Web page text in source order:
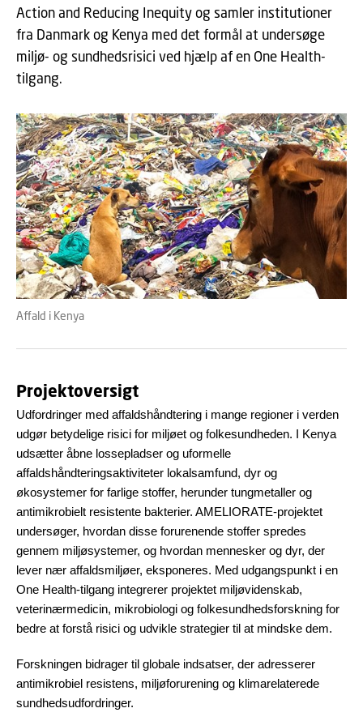
Action and Reducing Inequity og samler institutioner
fra Danmark og Kenya med det formål at undersøge
miljø- og sundhedsrisici ved hjælp af en One Health-
tilgang.
Affald i Kenya
Projektoversigt
Udfordringer med affaldshåndtering i mange regioner i verden
udgør betydelige risici for miljøet og folkesundheden. I Kenya
udsætter åbne lossepladser og uformelle
affaldshåndteringsaktiviteter lokalsamfund, dyr og
økosystemer for farlige stoffer, herunder tungmetaller og
antimikrobielt resistente bakterier. AMELIORATE-projektet
undersøger, hvordan disse forurenende stoffer spredes
gennem miljøsystemer, og hvordan mennesker og dyr, der
lever nær affaldsmiljøer, eksponeres. Med udgangspunkt i en
One Health-tilgang integrerer projektet miljøvidenskab,
veterinærmedicin, mikrobiologi og folkesundhedsforskning for
bedre at forstå risici og udvikle strategier til at mindske dem.
Forskningen bidrager til globale indsatser, der adresserer
antimikrobiel resistens, miljøforurening og klimarelaterede
sundhedsudfordringer.